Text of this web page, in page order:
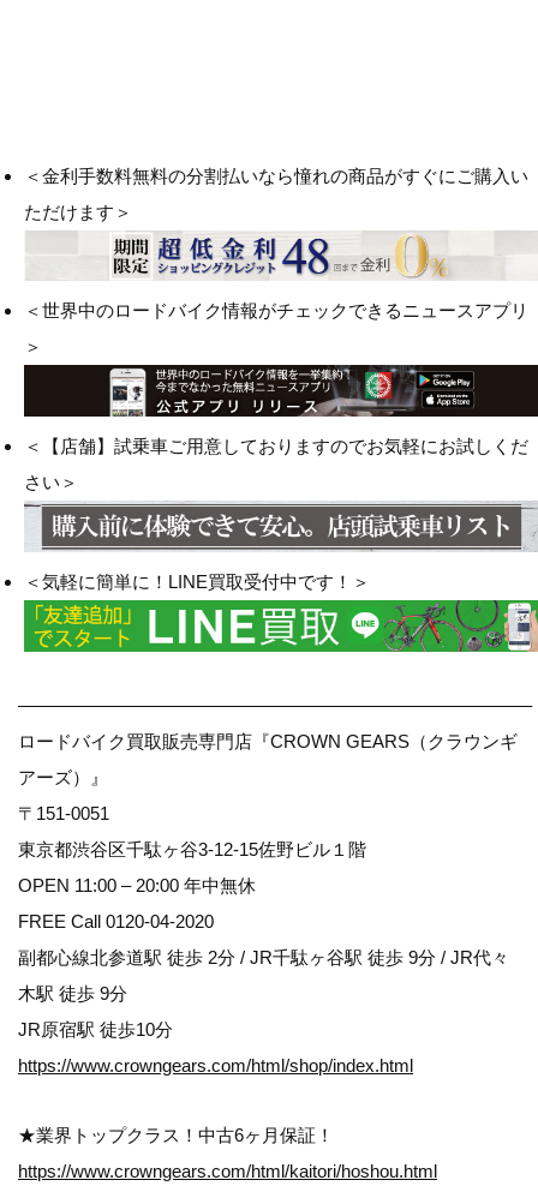
＜金利手数料無料の分割払いなら憧れの商品がすぐにご購入い
ただけます＞
＜世界中のロードバイク情報がチェックできるニュースアプリ
＞
＜【店舗】試乗車ご用意しておりますのでお気軽にお試しくだ
さい＞
＜気軽に簡単に！LINE買取受付中です！＞
————————————————————————————–
ロードバイク買取販売専門店『CROWN GEARS（クラウンギ
アーズ）』
〒151-0051
東京都渋谷区千駄ヶ谷3-12-15佐野ビル１階
OPEN 11:00 – 20:00 年中無休
FREE Call 0120-04-2020
副都心線北参道駅 徒歩 2分 / JR千駄ヶ谷駅 徒歩 9分 / JR代々
木駅 徒歩 9分
JR原宿駅 徒歩10分
https://www.crowngears.com/html/shop/index.html
★業界トップクラス！中古6ヶ月保証！
https://www.crowngears.com/html/kaitori/hoshou.html